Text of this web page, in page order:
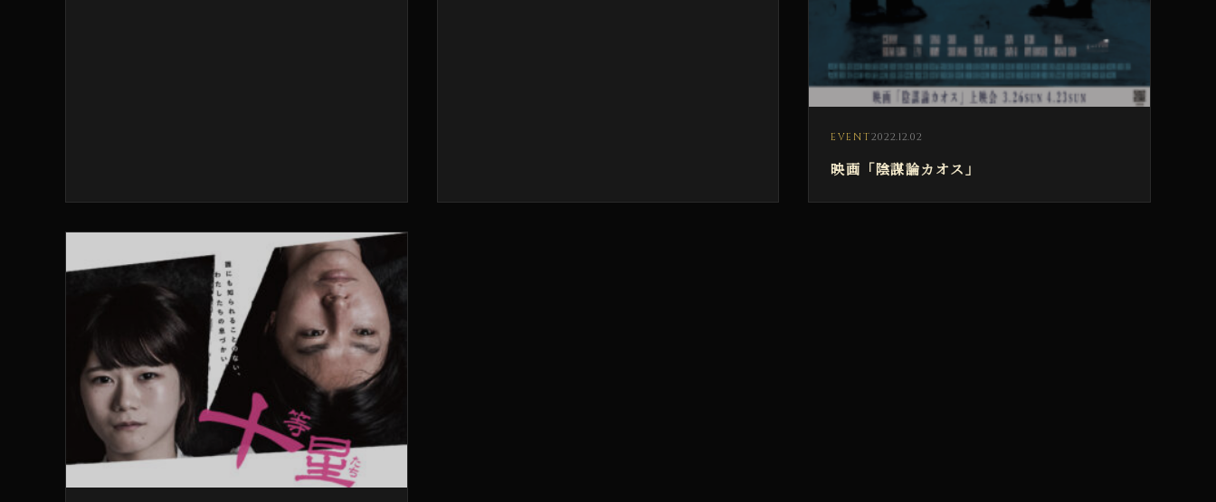
EVENT2022.12.02
映画「陰謀論カオス」